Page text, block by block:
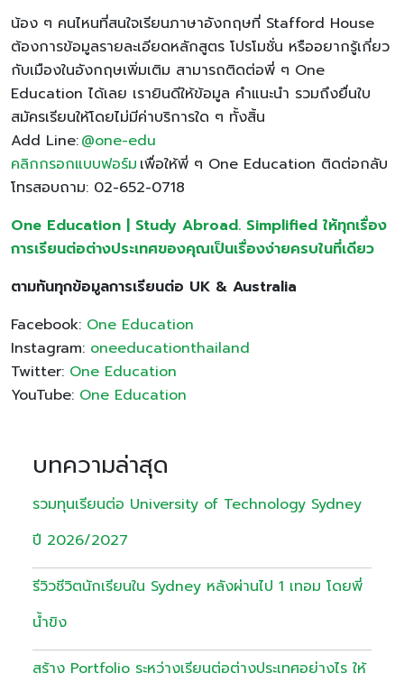
น้อง ๆ คนไหนที่สนใจเรียนภาษาอังกฤษที่ Stafford House
ต้องการข้อมูลรายละเอียดหลักสูตร โปรโมชั่น หรืออยากรู้เกี่ยว
กับเมืองในอังกฤษเพิ่มเติม สามารถติดต่อพี่ ๆ One
Education ได้เลย เรายินดีให้ข้อมูล คำแนะนำ รวมถึงยื่นใบ
สมัครเรียนให้โดยไม่มีค่าบริการใด ๆ ทั้งสิ้น
Add Line:@one-edu
คลิกกรอกแบบฟอร์ม เพื่อให้พี่ ๆ One Education ติดต่อกลับ
โทรสอบถาม: 02-652-0718
One Education | Study Abroad. Simplified ให้ทุกเรื่อง
การเรียนต่อต่างประเทศของคุณเป็นเรื่องง่ายครบในที่เดียว
ตามทันทุกข้อมูลการเรียนต่อ UK & Australia
Facebook: One Education
Instagram: oneeducationthailand
Twitter: One Education
YouTube: One Education
บทความล่าสุด
รวมทุนเรียนต่อ University of Technology Sydney
ปี 2026/2027
รีวิวชีวิตนักเรียนใน Sydney หลังผ่านไป 1 เทอม โดยพี่
น้ำขิง
สร้าง Portfolio ระหว่างเรียนต่อต่างประเทศอย่างไร ให้